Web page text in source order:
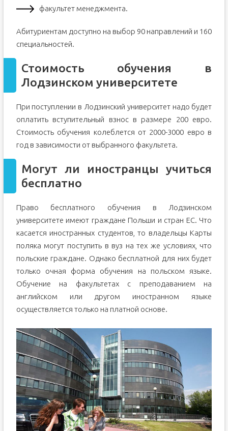
факультет менеджмента.
Абитуриентам доступно на выбор 90 направлений и 160
специальностей.
Стоимость обучения в
Лодзинском университете
При поступлении в Лодзинский университет надо будет
оплатить вступительный взнос в размере 200 евро.
Стоимость обучения колеблется от 2000-3000 евро в
год в зависимости от выбранного факультета.
Могут ли иностранцы учиться
бесплатно
Право бесплатного обучения в Лодзинском
университете имеют граждане Польши и стран ЕС. Что
касается иностранных студентов, то владельцы Карты
поляка могут поступить в вуз на тех же условиях, что
польские граждане. Однако бесплатной для них будет
только очная форма обучения на польском языке.
Обучение на факультетах с преподаванием на
английском или другом иностранном языке
осуществляется только на платной основе.